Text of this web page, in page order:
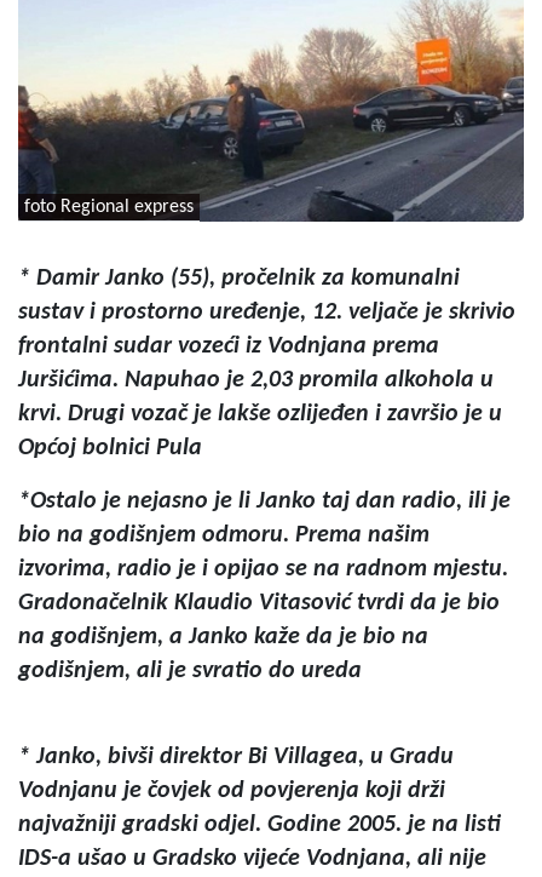
foto Regional express
* Damir Janko (55), pročelnik za komunalni
sustav i prostorno uređenje, 12. veljače je skrivio
frontalni sudar vozeći iz Vodnjana prema
Juršićima. Napuhao je 2,03 promila alkohola u
krvi. Drugi vozač je lakše ozlijeđen i završio je u
Općoj bolnici Pula
*Ostalo je nejasno je li Janko taj dan radio, ili je
bio na godišnjem odmoru. Prema našim
izvorima, radio je i opijao se na radnom mjestu.
Gradonačelnik Klaudio Vitasović tvrdi da je bio
na godišnjem, a Janko kaže da je bio na
godišnjem, ali je svratio do ureda
* Janko, bivši direktor Bi Villagea, u Gradu
Vodnjanu je čovjek od povjerenja koji drži
najvažniji gradski odjel. Godine 2005. je na listi
IDS-a ušao u Gradsko vijeće Vodnjana, ali nije